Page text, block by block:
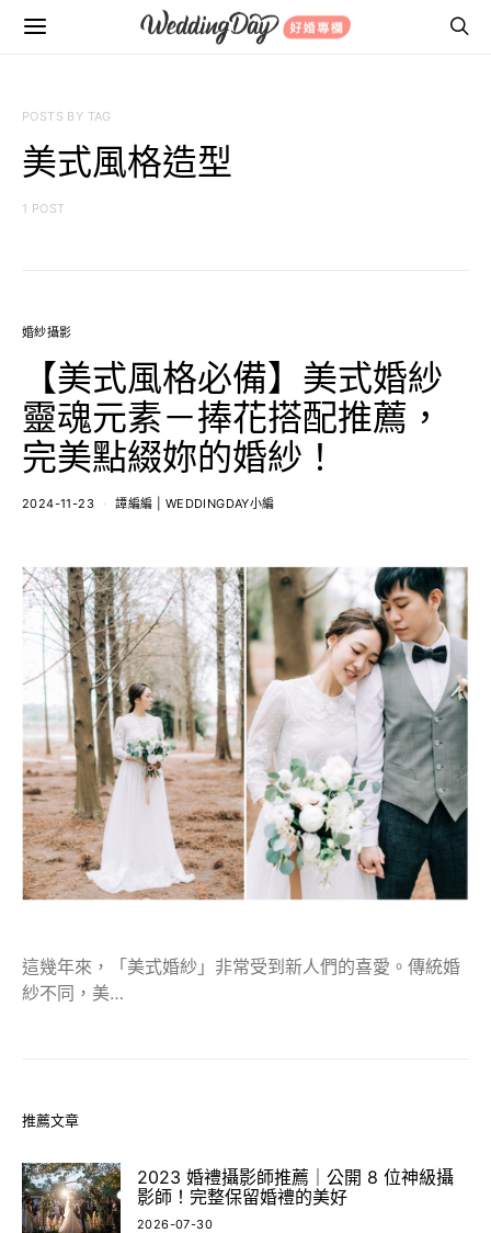
POSTS BY TAG
美式風格造型
1 POST
婚紗攝影
【美式風格必備】美式婚紗
靈魂元素－捧花搭配推薦，
完美點綴妳的婚紗！
2024-11-23 譚編編 | WEDDINGDAY小編
這幾年來，「美式婚紗」非常受到新人們的喜愛。傳統婚
紗不同，美…
推薦文章
2023 婚禮攝影師推薦｜公開 8 位神級攝
影師！完整保留婚禮的美好
2026-07-30